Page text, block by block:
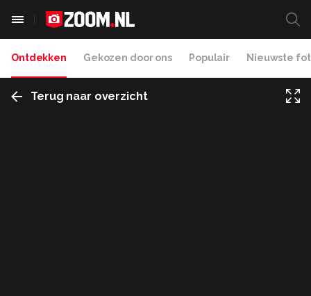
Ontdekken Gekozen door ons Populair Nieuwste
Terug naar overzicht